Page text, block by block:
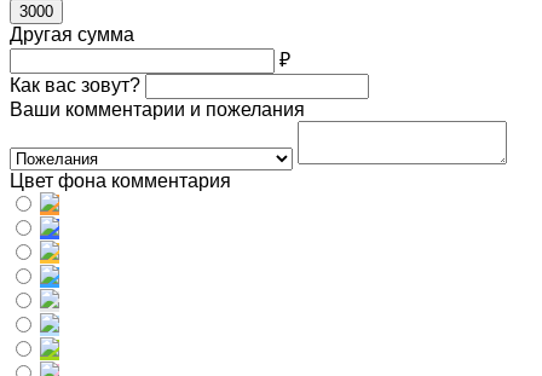
3000
Другая сумма
₽
Как вас зовут?
Ваши комментарии и пожелания
Цвет фона комментария